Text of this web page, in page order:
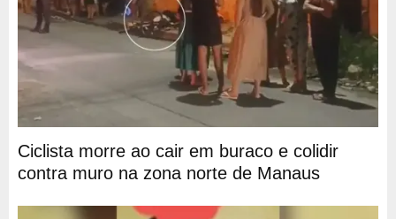
Ciclista morre ao cair em buraco e colidir
contra muro na zona norte de Manaus